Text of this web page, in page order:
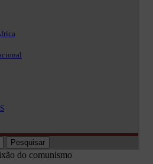
do comunismo